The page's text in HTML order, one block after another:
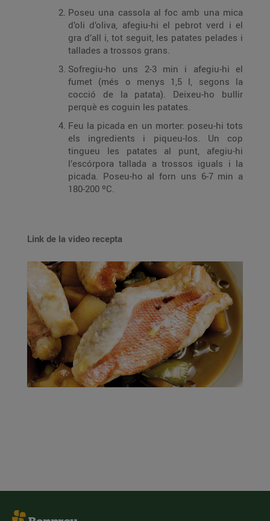
Poseu una cassola al foc amb una mica
d’oli d’oliva, afegiu-hi el pebrot verd i el
gra d’all i, tot seguit, les patates pelades i
tallades a trossos grans.
Sofregiu-ho uns 2-3 min i afegiu-hi el
fumet (més o menys 1,5 l, segons la
cocció de la patata). Deixeu-ho bullir
perquè es coguin les patates.
Feu la picada en un morter: poseu-hi tots
els ingredients i piqueu-los. Un cop
tingueu les patates al punt, afegiu-hi
l’escórpora tallada a trossos iguals i la
picada. Poseu-ho al forn uns 6-7 min a
180-200 ºC.
Link de la video recepta